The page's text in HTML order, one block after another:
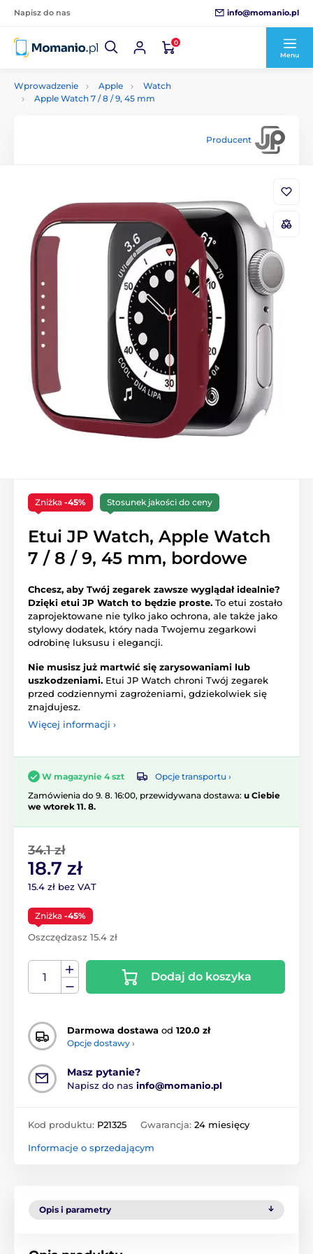
Napisz do nas info@momanio.pl
0
Menu
Wprowadzenie Apple
Watch
Apple Watch 7 / 8 / 9, 45 mm
Producent
Zniżka -45% Stosunek jakości do ceny
Etui JP Watch, Apple Watch
7 / 8 / 9, 45 mm, bordowe
Chcesz, aby Twój zegarek zawsze wyglądał idealnie?
Dzięki etui JP Watch to będzie proste. To etui zostało
zaprojektowane nie tylko jako ochrona, ale także jako
stylowy dodatek, który nada Twojemu zegarkowi
odrobinę luksusu i elegancji.
Nie musisz już martwić się zarysowaniami lub
uszkodzeniami. Etui JP Watch chroni Twój zegarek
przed codziennymi zagrożeniami, gdziekolwiek się
znajdujesz.
Więcej informacji ›
W magazynie 4 szt
Opcje transportu ›
Zamówienia do 9. 8. 16:00, przewidywana dostawa: u Ciebie
we wtorek 11. 8.
34.1 zł
18.7 zł
15.4 zł bez VAT
Zniżka -45%
Oszczędzasz 15.4 zł
Dodaj do koszyka
Darmowa dostawa od 120.0 zł
Opcje dostawy ›
Masz pytanie?
Napisz do nas info@momanio.pl
Kod produktu: P21325 Gwarancja: 24 miesięcy
Informacje o sprzedającym
Opis i parametry